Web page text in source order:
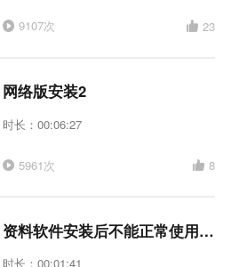
9107次 23
网络版安装2
时长：00:06:27
5961次 8
资料软件安装后不能正常使用和新建怎么办
时长：00:01:41